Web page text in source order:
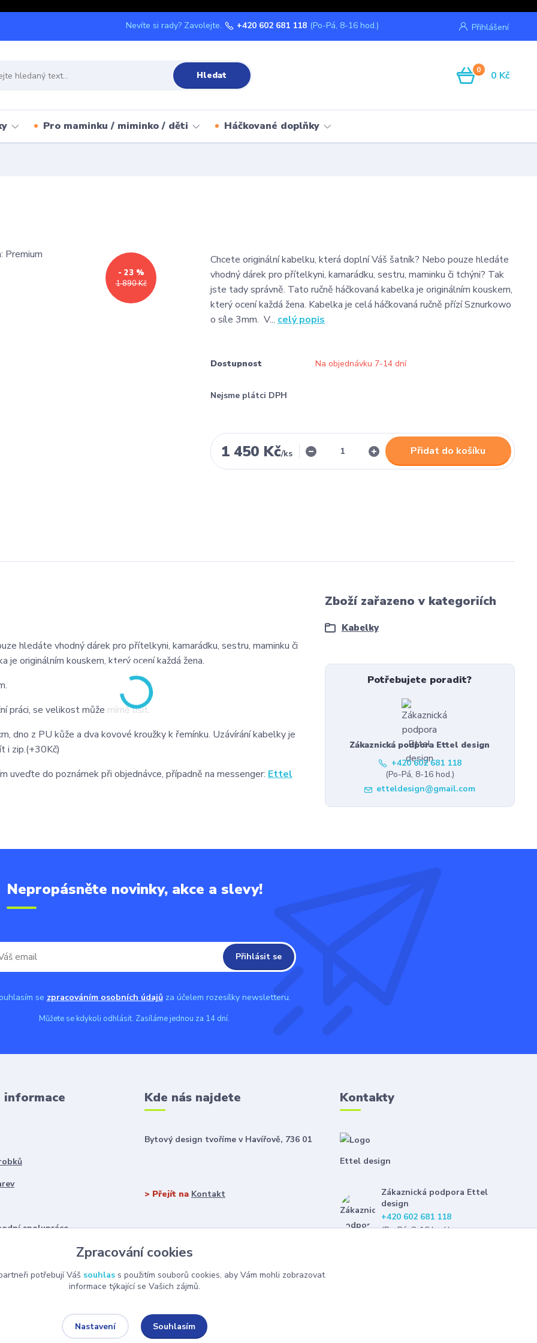
Přihlášení
Hledat
Nevíte si rady? Zavolejte. +420 602 681 118 (Po-Pá, 8-16 hod.)
0 0 Kč
Pro maminku / miminko / děti Háčkované doplňky
1 890 Kč
- 23 %
Chcete originální kabelku, která doplní Váš šatník? Nebo pouze hledáte
vhodný dárek pro přítelkyni, kamarádku, sestru, maminku či tchýni? Tak
jste tady správně. Tato ručně háčkovaná kabelka je originálním kouskem,
který ocení každá žena. Kabelka je celá háčkovaná ručně přízí Sznurkowo
o síle 3mm. V... celý popis
Dostupnost Na objednávku 7-14 dní
Nejsme plátci DPH
1 450 Kč/ks Přidat do košíku
hledáte vhodný dárek pro přítelkyni, kamarádku, sestru, maminku či
je originálním kouskem, který ocení každá žena.
práci, se velikost může mírně lišit.
dno z PU kůže a dva kovové kroužky k řemínku. Uzávírání kabelky je
i zip.(+30Kč)
uveďte do poznámek při objednávce, případně na messenger: Ettel
Zboží zařazeno v kategoriích
Kabelky
Potřebujete poradit?
Zákaznická podpora Ettel design
+420 602 681 118
(Po-Pá, 8-16 hod.)
etteldesign@gmail.com
Nepropásněte novinky, akce a slevy!
Přihlásit se
se zpracováním osobních údajůza účelem rozesílky newsletteru.
Můžete se kdykoli odhlásit. Zasíláme jednou za 14 dní.
informace
spolupráce
Kde nás najdete
Bytový design tvoříme v Havířově, 736 01
> Přejít na Kontakt
Kontakty
Ettel design
Zákaznická podpora Ettel
design
+420 602 681 118
(Po-Pá, 8-16 hod.)
Zpracování cookies
potřebují Váš souhlass použitím souborů cookies, aby Vám mohli zobrazovat
informace týkající se Vašich zájmů.
Nastavení Souhlasím